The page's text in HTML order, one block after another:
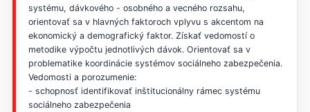
systému, dávkového - osobného a vecného rozsahu,
orientovať sa v hlavných faktoroch vplyvu s akcentom na
ekonomický a demografický faktor. Získať vedomostí o
metodike výpočtu jednotlivých dávok. Orientovať sa v
problematike koordinácie systémov sociálneho zabezpečenia.
Vedomosti a porozumenie:
- schopnosť identifikovať inštitucionálny rámec systému
sociálneho zabezpečenia